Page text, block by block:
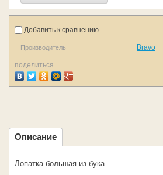
Добавить к сравнению
Производитель Bravo
поделиться
Описание
Лопатка большая из бука